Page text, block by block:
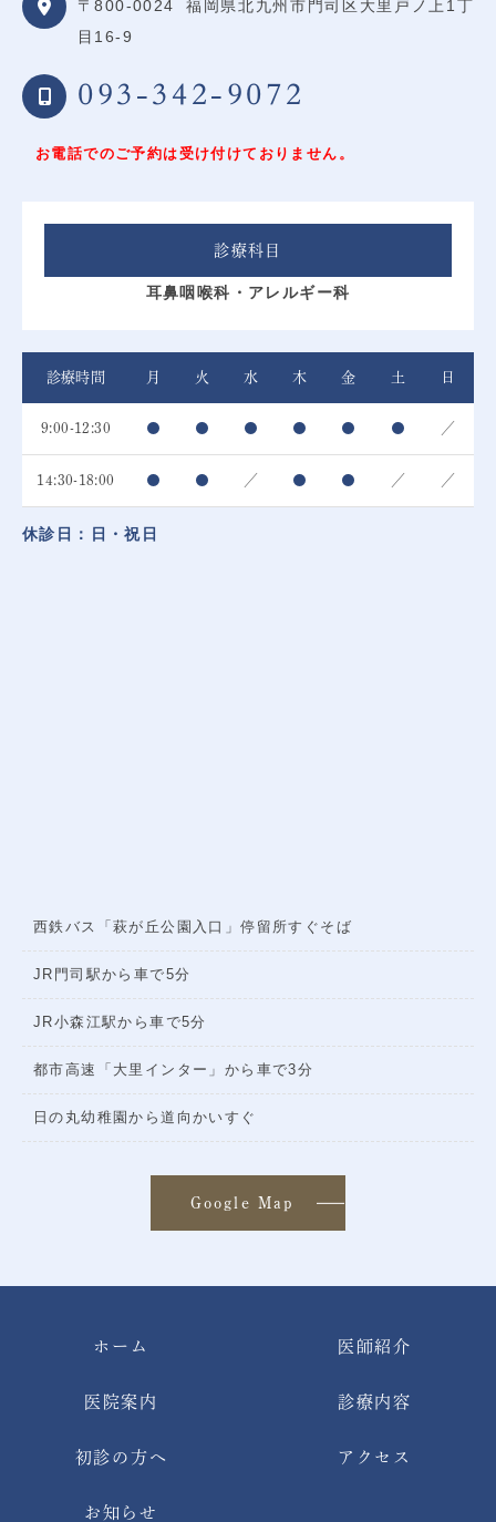
〒800-0024
福岡県北九州市門司区大里戸ノ上1丁
目16-9
093-342-9072
お電話でのご予約は受け付けておりません。
診療科目
耳鼻咽喉科・アレルギー科
診療時間 月 火 水 木 金 土 日
9:00-12:30 ● ● ● ● ● ● ／
14:30-18:00 ● ● ／ ● ● ／ ／
休診日：日・祝日
西鉄バス「萩が丘公園入口」停留所すぐそば
JR門司駅から車で5分
JR小森江駅から車で5分
都市高速「大里インター」から車で3分
日の丸幼稚園から道向かいすぐ
Google Map
ホーム 医師紹介
医院案内 診療内容
初診の方へ アクセス
お知らせ